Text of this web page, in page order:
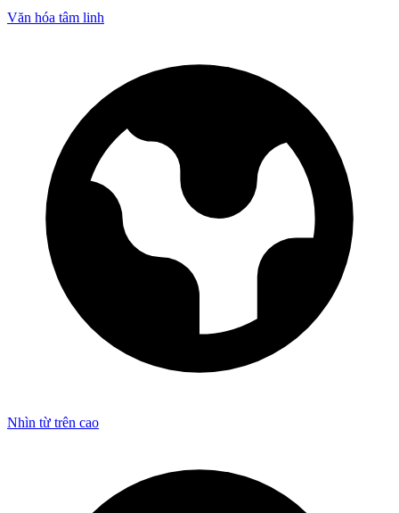
Văn hóa tâm linh
Nhìn từ trên cao